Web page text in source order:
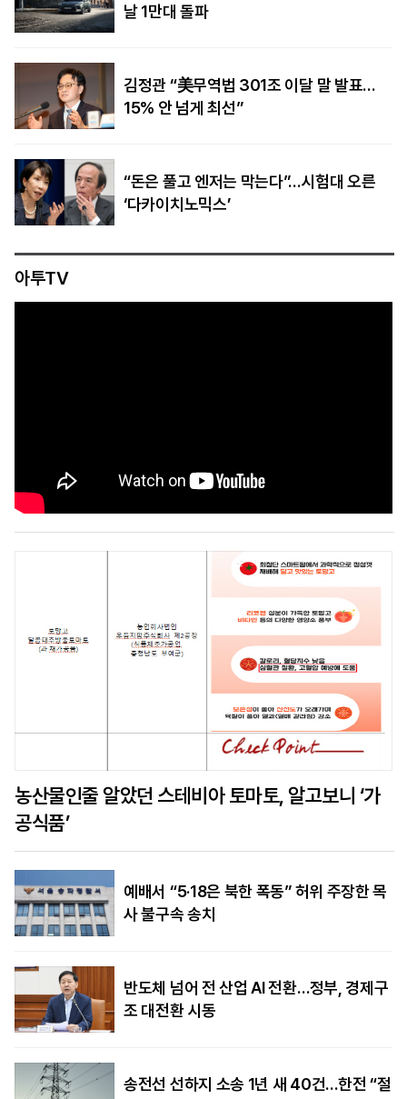
날 1만대 돌파
김정관 “美무역법 301조 이달 말 발표…
15% 안 넘게 최선”
“돈은 풀고 엔저는 막는다”…시험대 오른
‘다카이치노믹스’
아투TV
농산물인줄 알았던 스테비아 토마토, 알고보니 ‘가
공식품’
예배서 “5·18은 북한 폭동” 허위 주장한 목
사 불구속 송치
반도체 넘어 전 산업 AI 전환…정부, 경제구
조 대전환 시동
송전선 선하지 소송 1년 새 40건…한전 “절